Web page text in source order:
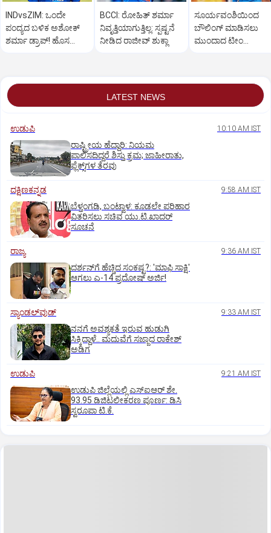
INDvsZIM: ಒಂದೇ
ಪಂದ್ಯದ ಬಳಿಕ ಅಶೋಕ್‌
ಶರ್ಮಾ ಡ್ರಾಪ್!‌ ಹೊಸ
BCCI: ರೋಹಿತ್‌ ಶರ್ಮಾ
ನಿವೃತ್ತಿಯಾಗುತ್ತಿಲ್ಲ: ಸ್ಪಷ್ಟನೆ
ನೀಡಿದ ರಾಜೀವ್‌ ಶುಕ್ಲಾ
ಸೂರ್ಯವಂಶಿಯಿಂದ
ಬೌಲಿಂಗ್ ಮಾಡಿಸಲು
ಮುಂದಾದ ಟೀಂ
LATEST NEWS
ಉಡುಪಿ 10:10 AM IST
ರಾಷ್ಟ್ರೀಯ ಹೆದ್ದಾರಿ: ನಿಯಮ
ಪಾಲಿಸದಿದ್ದರೆ ಶಿಸ್ತು ಕ್ರಮ; ಜಾಹೀರಾತು,
ಫ್ಲೆಕ್ಸ್‌ಗಳ ತೆರವು
ದಕ್ಷಿಣಕನ್ನಡ 9:58 AM IST
ಬೆಳ್ತಂಗಡಿ, ಬಂಟ್ವಾಳ: ಕೂಡಲೇ ಪರಿಹಾರ
ವಿತರಿಸಲು ಸಚಿವ ಯು.ಟಿ.ಖಾದರ್‌
ಸೂಚನೆ
ರಾಜ್ಯ 9:36 AM IST
ದರ್ಶನ್‌ಗೆ ಹೆಚ್ಚಿದ ಸಂಕಷ್ಟ?: 'ಮಾಫಿ ಸಾಕ್ಷಿ'
ಆಗಲು ಎ-14 ಪ್ರದೋಷ್ ಅರ್ಜಿ!
ಸ್ಯಾಂಡಲ್‌ವುಡ್‌ 9:33 AM IST
ನನಗೆ ಅವಶ್ಯಕತೆ ಇರುವ ಹುಡುಗಿ
ಸಿಕ್ಕಿದ್ದಾಳೆ.. ಮದುವೆಗೆ ಸಜ್ಜಾದ ರಾಕೇಶ್
ಅಡಿಗ
ಉಡುಪಿ 9:21 AM IST
ಉಡುಪಿ ಜಿಲ್ಲೆಯಲ್ಲಿ ಎಸ್‌ಐಆರ್‌ ಶೇ.
93.95 ಡಿಜಿಟಲೀಕರಣ ಪೂರ್ಣ: ಡಿಸಿ
ಸ್ವರೂಪಾ ಟಿ.ಕೆ.